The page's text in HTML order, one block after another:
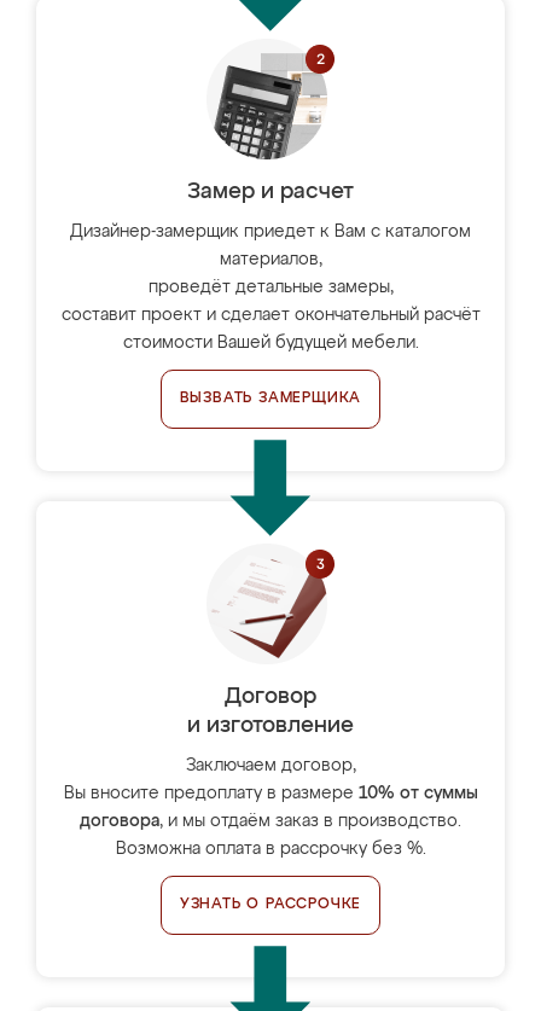
Замер и расчет
Дизайнер-замерщик приедет к Вам с каталогом
материалов,
проведёт детальные замеры,
составит проект и сделает окончательный расчёт
стоимости Вашей будущей мебели.
ВЫЗВАТЬ ЗАМЕРЩИКА
Договор
и изготовление
Заключаем договор,
Вы вносите предоплату в размере 10% от суммы
договора, и мы отдаём заказ в производство.
Возможна оплата в рассрочку без %.
УЗНАТЬ О РАССРОЧКЕ